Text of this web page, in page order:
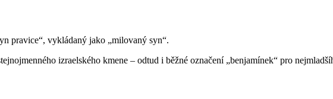
pravice“, vykládaný jako „milovaný syn“.
izraelského kmene – odtud i běžné označení „benjamínek“ pro